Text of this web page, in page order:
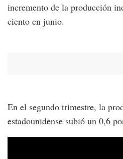
incremento de la producción
ciento en junio.
En el segundo trimestre, la
estadounidense subió un 0,6